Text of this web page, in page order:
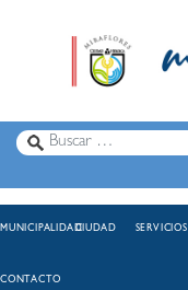
MUNICIPALIDADCIUDAD SERVICIOS
CONTACTO